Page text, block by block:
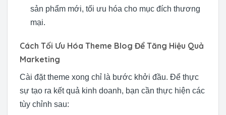
sản phẩm mới, tối ưu hóa cho mục đích thương
mại.
Cách Tối Ưu Hóa Theme Blog Để Tăng Hiệu Quả
Marketing
Cài đặt theme xong chỉ là bước khởi đầu. Để thực
sự tạo ra kết quả kinh doanh, bạn cần thực hiện các
tùy chỉnh sau: